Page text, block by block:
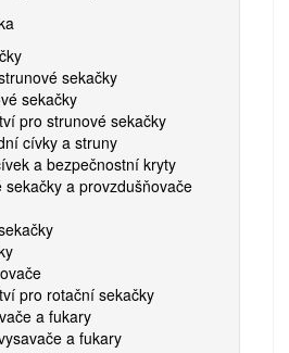
sekačky
sekačky
pro strunové sekačky
cívky a struny
a bezpečnostní kryty
sekačky a provzdušňovače
pro rotační sekačky
a fukary
a fukary